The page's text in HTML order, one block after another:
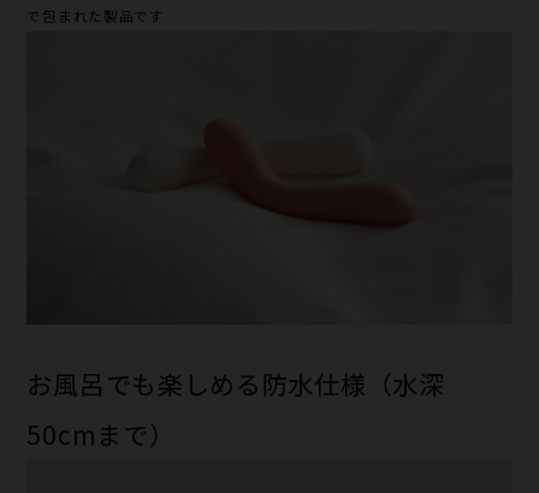
で包まれた製品です
お風呂でも楽しめる防水仕様（水深
50cmまで）